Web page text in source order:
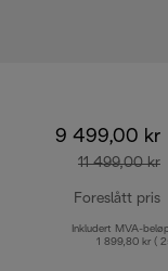
9 499,00 kr
11 499,00 kr
Foreslått pris
Inkludert MVA-
1 899,80 kr (